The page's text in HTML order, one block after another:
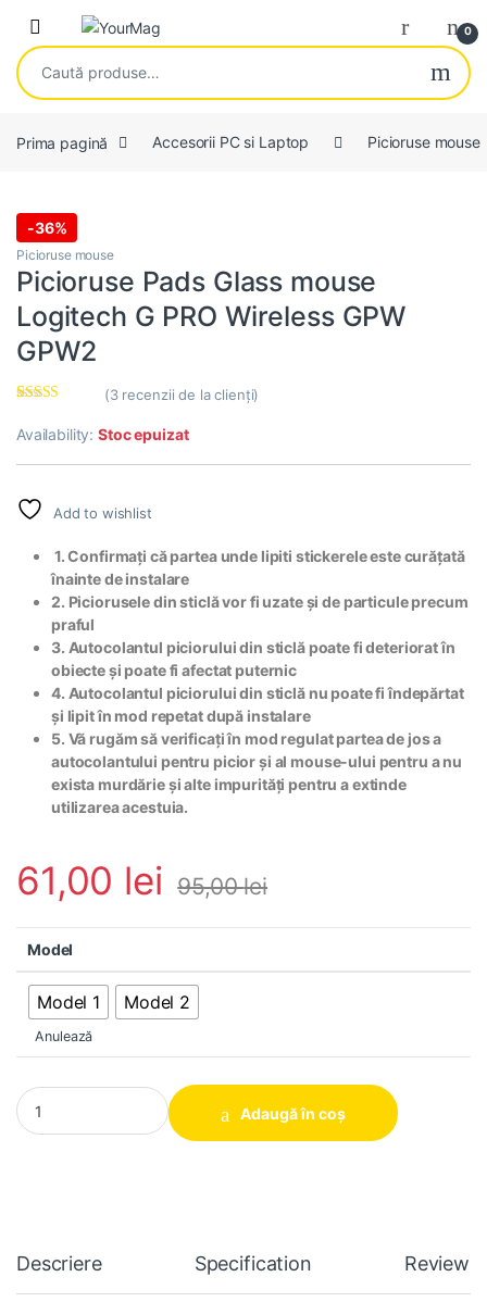
Skip to navigation
Skip to content
Open 0
Caută după:
Prima pagină Accesorii PC si Laptop Picioruse mouse
-36%
Picioruse mouse
Picioruse Pads Glass mouse
Logitech G PRO Wireless GPW
GPW2
5.00din 5 pe
baza a
evaluări de la
(3recenzii de la clienți)
Availability:Stoc epuizat
Add to wishlist
1. Confirmați că partea unde lipiti stickerele este curățată
înainte de instalare
2. Piciorusele din sticlă vor fi uzate și de particule precum
praful
3. Autocolantul piciorului din sticlă poate fi deteriorat în
obiecte și poate fi afectat puternic
4. Autocolantul piciorului din sticlă nu poate fi îndepărtat
și lipit în mod repetat după instalare
5. Vă rugăm să verificați în mod regulat partea de jos a
autocolantului pentru picior și al mouse-ului pentru a nu
exista murdărie și alte impurități pentru a extinde
utilizarea acestuia.
61,00 lei 95,00lei
Model
Model 1 Model 2
Anulează
Picioruse Pads Glass mouse Logitech G PRO Wireless GPW
Adaugă în coș
Descriere Specification Reviews